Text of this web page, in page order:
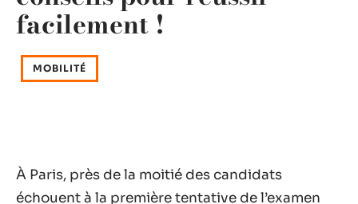
facilement !
MOBILITÉ
À Paris, près de la moitié des candidats
échouent à la première tentative de l’examen